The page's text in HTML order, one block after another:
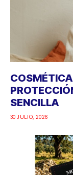
SENCILLA
30 JULIO, 2026